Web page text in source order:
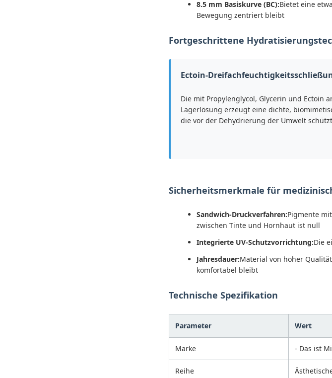
8.5 mm Basiskurve (BC):Bietet eine
Bewegung zentriert bleibt
Fortgeschrittene
Ectoin-
Die mit Propylenglycol, Glycerin und Ectoin
Lagerlösung erzeugt eine dichte,
die vor der Dehydrierung der Umwelt schützt
Sicherheitsmerkmale für
Sandwich-Druckverfahren:Pigmente
zwischen Tinte und Hornhaut ist null
Integrierte UV-Schutzvorrichtung:Die
Jahresdauer:Material von hoher
komfortabel bleibt
Technische Spezifikation
Parameter Wert
Marke - Das ist
Reihe